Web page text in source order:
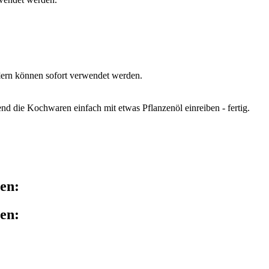
können sofort verwendet werden.
die Kochwaren einfach mit etwas Pflanzenöl einreiben - fertig.